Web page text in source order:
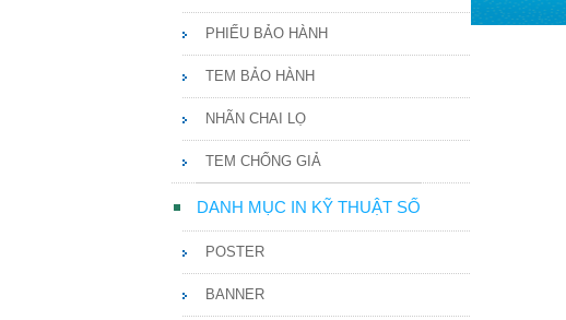
PHIẾU BẢO HÀNH
TEM BẢO HÀNH
NHÃN CHAI LỌ
TEM CHỐNG GIẢ
DANH MỤC IN KỸ THUẬT SỐ
POSTER
BANNER